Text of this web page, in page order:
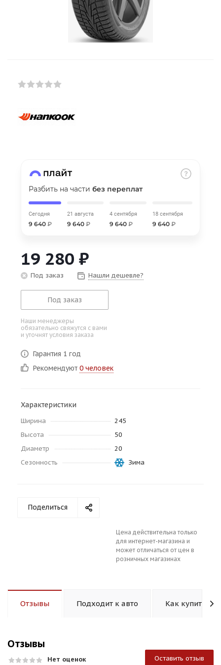
Добавляйте товары
выбранный способом
по25%каждые 2 недели
Подробнее
недели
Остались вопросы?
8 800 302-02-51
plait.ru
Разбить на части без переплат
Сегодня
9 640 ₽
21 августа
9 640₽
4 сентября
9 640 ₽
18 сентября
9 640 ₽
19 280 ₽
Под заказ Нашли дешевле?
Под заказ
Наши менеджеры
обязательно свяжутся с вами
и уточнят условия заказа
Гарантия 1 год
Рекомендуют 0 человек
Характеристики
Ширина
245
Высота
50
Диаметр
20
Сезонность
Зима
Поделиться
Цена действительна только
для интернет-магазина и
может отличаться от цен в
розничных магазинах
Отзывы Подходит к авто Как купить
Отзывы
Нет оценок Оставить отзыв